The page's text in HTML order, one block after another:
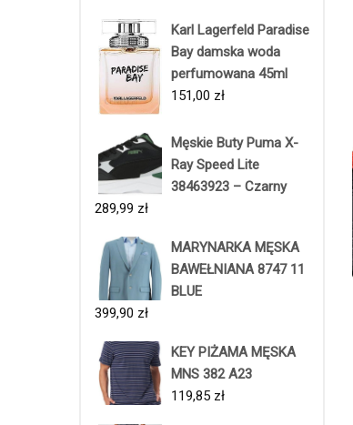
Karl Lagerfeld Paradise
Bay damska woda
perfumowana 45ml
151,00 zł
Męskie Buty Puma X-
Ray Speed Lite
38463923 – Czarny
289,99 zł
MARYNARKA MĘSKA
BAWEŁNIANA 8747 11
BLUE
399,90 zł
KEY PIŻAMA MĘSKA
MNS 382 A23
119,85 zł